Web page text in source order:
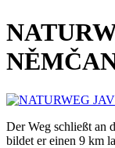
Der Weg schließt an
bildet er einen 9 km